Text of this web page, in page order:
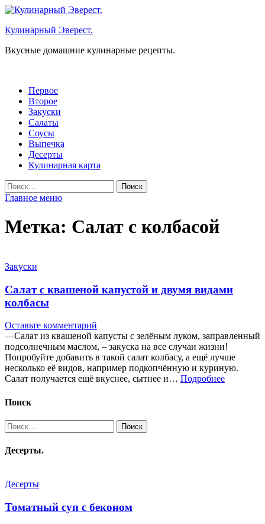
Перейти
содержимому
Кулинарный Эверест.
Вкусные домашние кулинарные рецепты.
Первое
Второе
Закуски
Салаты
Соусы
Выпечка
Десерты
Кулинарная карта
Найти:
Главное меню
Метка: Салат с колбасой
Закуски
Салат с квашеной капустой и двумя видами
колбасы
Оставьте комментарий
—Салат из квашеной капусты с зелёным луком, заправленный
подсолнечным маслом, – закуска на все случаи жизни!
Попробуйте добавить в такой салат колбасу, а ещё лучше
несколько её видов, например подкопчённую и куриную.
Салат получается ещё вкуснее, сытнее и… Подробнее
Поиск
Найти:
Десерты.
Десерты
Томатный суп с беконом